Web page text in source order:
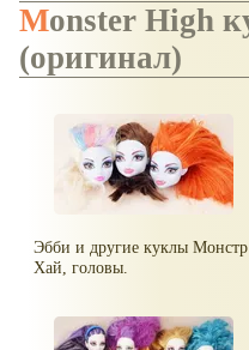
Monster High кукольные головы
(оригинал)
Эбби и другие куклы Монстр
Хай, головы.